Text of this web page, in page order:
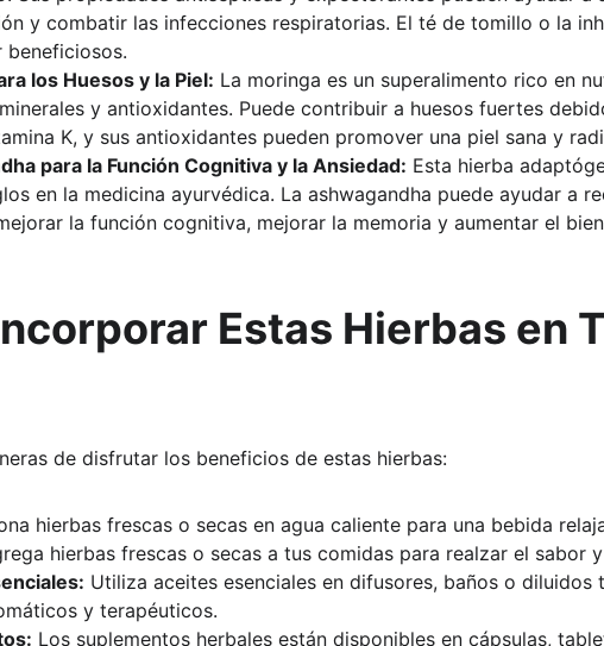
y combatir las infecciones respiratorias. El té de tomillo o la
beneficiosos.
los Huesos y la Piel: La moringa es un superalimento rico en
y antioxidantes. Puede contribuir a huesos fuertes
K, y sus antioxidantes pueden promover una piel sana y
para la Función Cognitiva y la Ansiedad: Esta hierba
en la medicina ayurvédica. La ashwagandha puede ayudar a
la función cognitiva, mejorar la memoria y aumentar el
Estas Hierbas en
de disfrutar los beneficios de estas hierbas:
hierbas frescas o secas en agua caliente para una bebida
hierbas frescas o secas a tus comidas para realzar el sabor
Utiliza aceites esenciales en difusores, baños o
y terapéuticos.
Los suplementos herbales están disponibles en cápsulas,